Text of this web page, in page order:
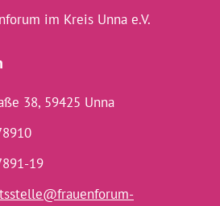
im Kreis Unna e.V.
38, 59425 Unna
19